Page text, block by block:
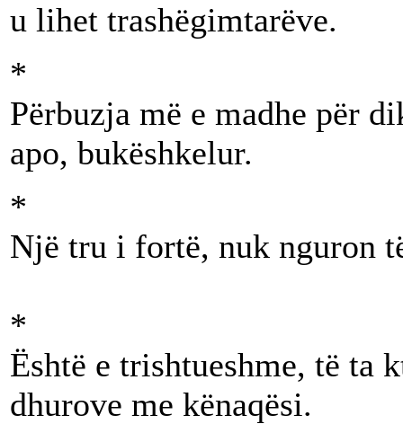
u lihet trashëgimtarëve.
*
Përbuzja më e madhe për
apo, bukëshkelur.
*
Një tru i fortë, nuk nguron
*
Është e trishtueshme, të ta
dhurove me kënaqësi.